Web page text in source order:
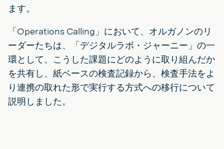
ます。
「Operations Calling」において、オルガノンのリ
ーダーたちは、「デジタルラボ・ジャーニー」の一
環として、こうした課題にどのように取り組んだか
を共有し、紙ベースの検査記録から、検査手法をよ
り連携の取れた形で実行する方式への移行について
説明しました。